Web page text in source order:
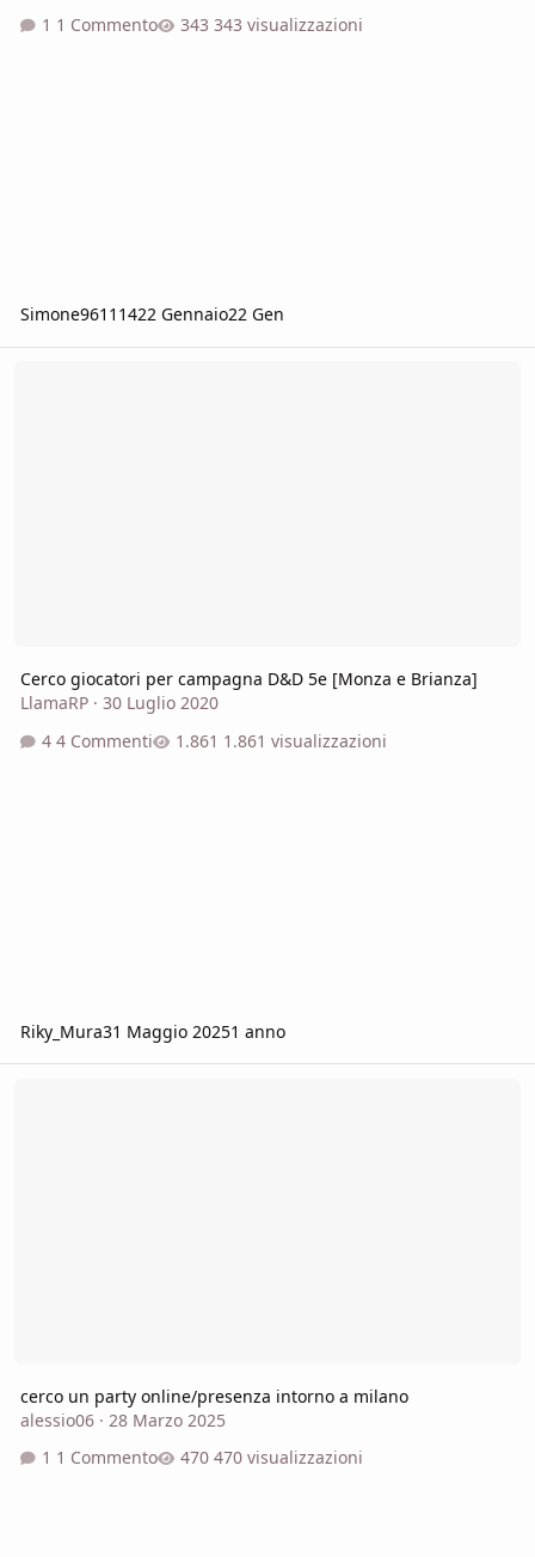
1 Commento
343 visualizzazioni
Simone96111422 Gennaio22 Gen
Cerco giocatori per campagna D&D 5e [Monza e Brianza]
LlamaRP· 30 Luglio 2020
4 Commenti
1.861 visualizzazioni
Riky_Mura31 Maggio 20251 anno
cerco un party online/presenza intorno a milano
alessio06· 28 Marzo 2025
1 Commento
470 visualizzazioni